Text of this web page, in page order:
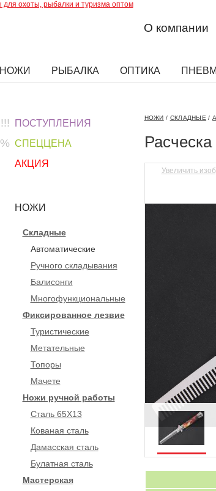
О компании
НОЖИ РЫБАЛКА ОПТИКА
!!! ПОСТУПЛЕНИЯ
% СПЕЦЦЕНА
АКЦИЯ
НОЖИ
Складные
Автоматические
Ручного складывания
Балисонги
Многофункциональные
Фиксированное лезвие
Туристические
Метательные
Топоры
Мачете
Ножи ручной работы
Сталь 65Х13
Кованая сталь
Дамасская сталь
Булатная сталь
Мастерская
НОЖИ / СКЛАДНЫЕ /
Увеличить